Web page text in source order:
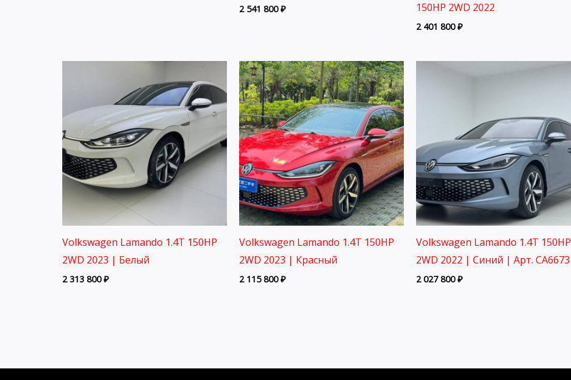
2 541 800₽
150HP 2WD 2022
2 401 800₽
Volkswagen Lamando 1.4T 150HP
2WD 2023 | Белый
2 313 800₽
Volkswagen Lamando 1.4T 150HP
2WD 2023 | Красный
2 115 800₽
Volkswagen Lamando 1.4T 150HP
2WD 2022 | Синий | Арт. CA6673
2 027 800₽